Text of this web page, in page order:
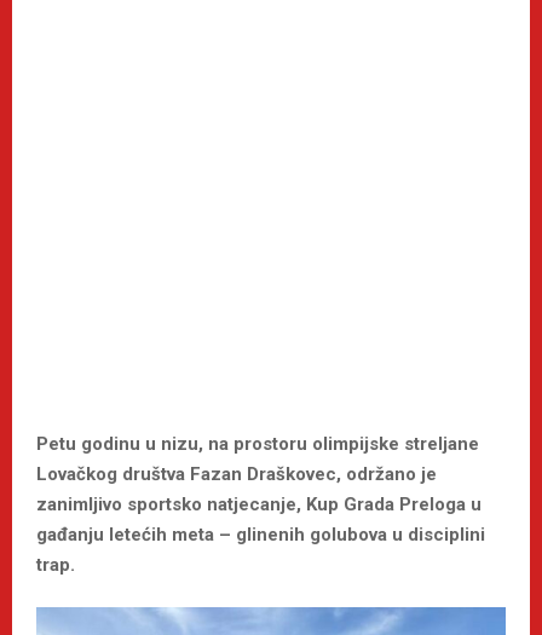
Petu godinu u nizu, na prostoru olimpijske streljane
Lovačkog društva Fazan Draškovec, održano je
zanimljivo sportsko natjecanje, Kup Grada Preloga u
gađanju letećih meta – glinenih golubova u disciplini
trap.